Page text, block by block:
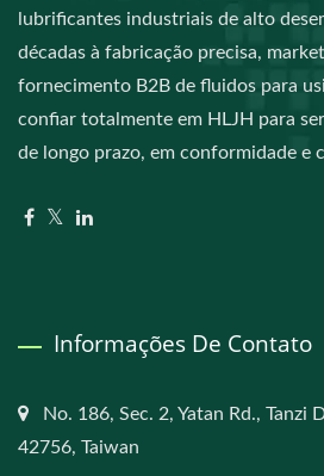
lubrificantes industriais de alto
décadas à fabricação precisa,
fornecimento B2B de fluidos para
confiar totalmente em HLJH para
de longo prazo, em conformidade e
Informações De Contato
No. 186, Sec. 2, Yatan Rd., Tanzi
42756, Taiwan